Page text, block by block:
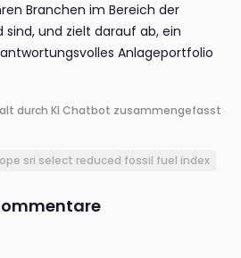
Branchen im Bereich der
und zielt darauf ab, ein
Anlageportfolio
durch KI Chatbot zusammengefasst
sri select reduced fossil fuel index